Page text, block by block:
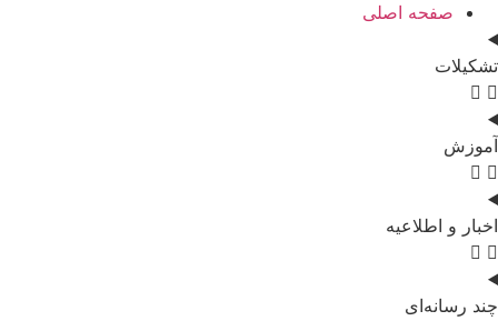
صفحه اصلی
تشکیلات
آموزش
اخبار و اطلاعیه
چند رسانه‌ای